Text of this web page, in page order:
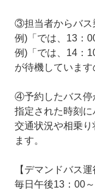
③担当者からバス
例)「では、13：
例)「では、14：
が待機しています
④予約したバス停
指定された時刻に
交通状況や相乗
ます。
【デマンドバス
毎日午後13：00